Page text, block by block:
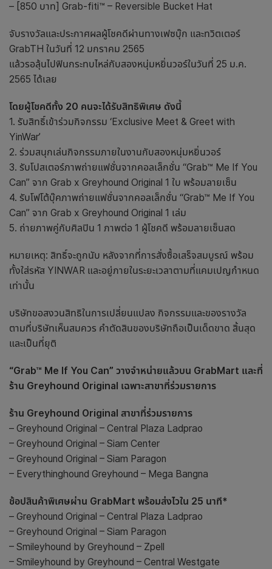
– [850 บาท] Grab-fiti™ – Reversible Bucket Hat
จับรางวัลและประกาศผลผู้โชคดีผ่านทางเฟซบุ๊ก และทวิตเตอร์
GrabTH ในวันที่ 12 มกราคม 2565
แล้วรอลุ้นไปฟินกระทบไหล่กับสองหนุ่มหยิ่นวอร์ในวันที่ 25 ม.ค.
2565 ได้เลย
โดยผู้โชคดีทั้ง 20 คนจะได้รับสิทธิพิเศษ ดังนี้
1. รับสิทธิ์เข้าร่วมกิจกรรม ‘Exclusive Meet & Greet with
YinWar’
2. ร่วมสนุกเล่นกิจกรรมภายในงานกับสองหนุ่มหยิ่นวอร์
3. รับโปสเตอร์ภาพถ่ายแฟชั่นจากคอลเล็กชั่น “Grab™ Me If You
Can” จาก Grab x Greyhound Original 1 ใบ พร้อมลายเซ็น
4. รับโฟโต้บุ๊คภาพถ่ายแฟชั่นจากคอลเล็กชั่น “Grab™ Me If You
Can” จาก Grab x Greyhound Original 1 เล่ม
5. ถ่ายภาพคู่กับศิลปิน 1 ภาพต่อ 1 ผู้โชคดี พร้อมลายเซ็นสด
หมายเหตุ: สิทธิ์จะถูกนับ หลังจากที่การสั่งซื้อเสร็จสมบูรณ์ พร้อม
ทั้งใส่รหัส YINWAR และอยู่ภายในระยะเวลาตามที่แคมเปญกำหนด
เท่านั้น
บริษัทขอสงวนสิทธิในการเปลี่ยนแปลง กิจกรรมและของรางวัล
ตามที่บริษัทเห็นสมควร คำตัดสินของบริษัทถือเป็นเด็ดขาด สิ้นสุด
และเป็นที่ยุติ
“Grab™ Me If You Can” วางจำหน่ายแล้วบน GrabMart และที่
ร้าน Greyhound Original เฉพาะสาขาที่ร่วมรายการ
ร้าน Greyhound Original สาขาที่ร่วมรายการ
– Greyhound Original – Central Plaza Ladprao
– Greyhound Original – Siam Center
– Greyhound Original – Siam Paragon
– Everythinghound Greyhound – Mega Bangna
ช้อปสินค้าพิเศษผ่าน GrabMart พร้อมส่งไวใน 25 นาที*
– Greyhound Original – Central Plaza Ladprao
– Greyhound Original – Siam Paragon
– Smileyhound by Greyhound – Zpell
– Smileyhound by Greyhound – Central Westgate